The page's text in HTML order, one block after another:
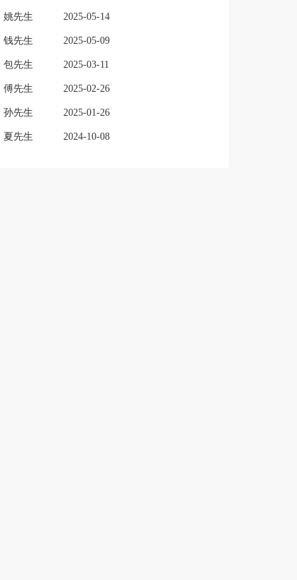
姚先生 2025-05-14
钱先生 2025-05-09
包先生 2025-03-11
傅先生 2025-02-26
孙先生 2025-01-26
夏先生 2024-10-08